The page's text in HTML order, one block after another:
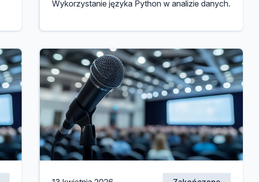
Wykorzystanie języka Python w analizie danych.